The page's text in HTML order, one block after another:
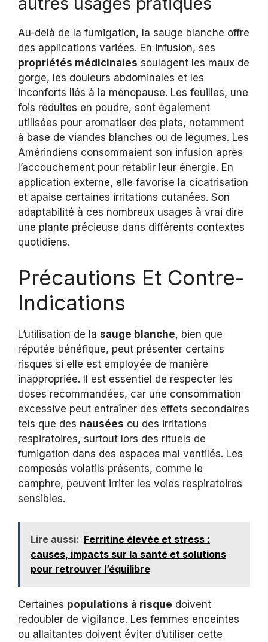
Au-delà de la fumigation, la sauge blanche offre
des applications variées. En infusion, ses
propriétés médicinales soulagent les maux de
gorge, les douleurs abdominales et les
inconforts liés à la ménopause. Les feuilles, une
fois réduites en poudre, sont également
utilisées pour aromatiser des plats, notamment
à base de viandes blanches ou de légumes. Les
Amérindiens consommaient son infusion après
l’accouchement pour rétablir leur énergie. En
application externe, elle favorise la cicatrisation
et apaise certaines irritations cutanées. Son
adaptabilité à ces nombreux usages à vrai dire
une plante précieuse dans différents contextes
quotidiens.
Précautions Et Contre-
Indications
L’utilisation de la sauge blanche, bien que
réputée bénéfique, peut présenter certains
risques si elle est employée de manière
inappropriée. Il est essentiel de respecter les
doses recommandées, car une consommation
excessive peut entraîner des effets secondaires
tels que des nausées ou des irritations
respiratoires, surtout lors des rituels de
fumigation dans des espaces mal ventilés. Les
composés volatils présents, comme le
camphre, peuvent irriter les voies respiratoires
sensibles.
Lire aussi: Ferritine élevée et stress :
causes, impacts sur la santé et solutions
pour retrouver l’équilibre
Certaines populations à risque doivent
redoubler de vigilance. Les femmes enceintes
ou allaitantes doivent éviter d’utiliser cette